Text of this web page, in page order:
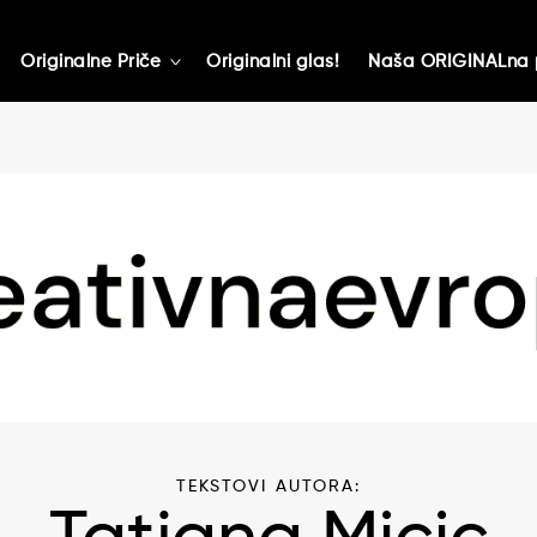
Originalne Priče toggle
Originalni glas! Naša
TEKSTOVI AUTORA: